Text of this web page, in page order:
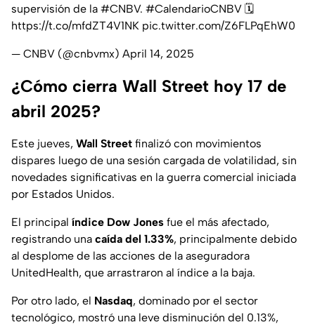
supervisión de la #CNBV. #CalendarioCNBV 🗓️
https://t.co/mfdZT4V1NK pic.twitter.com/Z6FLPqEhW0
— CNBV (@cnbvmx) April 14, 2025
¿Cómo cierra Wall Street hoy 17 de
abril 2025?
Este jueves, Wall Street finalizó con movimientos
dispares luego de una sesión cargada de volatilidad, sin
novedades significativas en la guerra comercial iniciada
por Estados Unidos.
El principal índice Dow Jones fue el más afectado,
registrando una caída del 1.33%, principalmente debido
al desplome de las acciones de la aseguradora
UnitedHealth, que arrastraron al índice a la baja.
Por otro lado, el Nasdaq, dominado por el sector
tecnológico, mostró una leve disminución del 0.13%,